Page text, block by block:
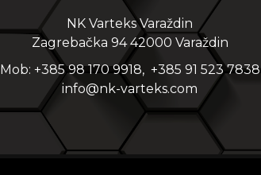
NK Varteks Varaždin
Zagrebačka 94 42000 Varaždin
Mob: +385 98 170 9918, +385 91 523 7838
info@nk-varteks.com